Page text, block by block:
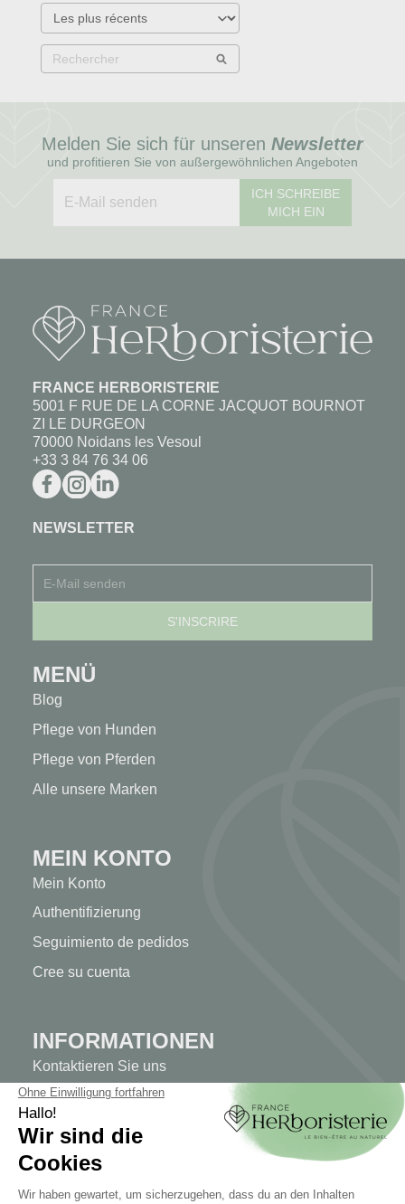
Melden Sie sich für unseren Newsletter
und profitieren Sie von außergewöhnlichen Angeboten
ICH SCHREIBE
MICH EIN
FRANCE HERBORISTERIE
5001 F RUE DE LA CORNE JACQUOT BOURNOT
ZI LE DURGEON
70000 Noidans les Vesoul
+33 3 84 76 34 06
NEWSLETTER
MENÜ
Blog
Pflege von Hunden
Pflege von Pferden
Alle unsere Marken
MEIN KONTO
Mein Konto
Authentifizierung
Seguimiento de pedidos
Cree su cuenta
INFORMATIONEN
Kontaktieren Sie uns
Sitemap
Unser Kräuterladen
Lieferung